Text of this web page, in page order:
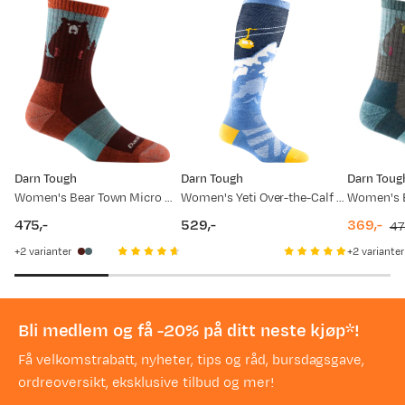
Darn Tough
Women's Bear Town Micro Crew Light Cushion Burgundy
price
475,-
2varianter
Darn Tough
Women's Yeti Over-the-Calf Lightweight Ski & Snowboard Sock No Cushion Midnight
529,-
Darn
369,-
original
2varianter
Bli medlem og få -20% på ditt neste kjøp*!
Få velkomstrabatt, nyheter, tips og råd, bursdagsgave,
ordreoversikt, eksklusive tilbud og mer!